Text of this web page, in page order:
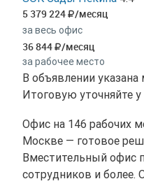
5 379 224 /месяц
за весь офис
36 844 /месяц
за рабочее место
В объявлении
Итоговую уточняйте
Офис на 146 рабочих
Москве — готовое
Вместительный офис
сотрудников и более.